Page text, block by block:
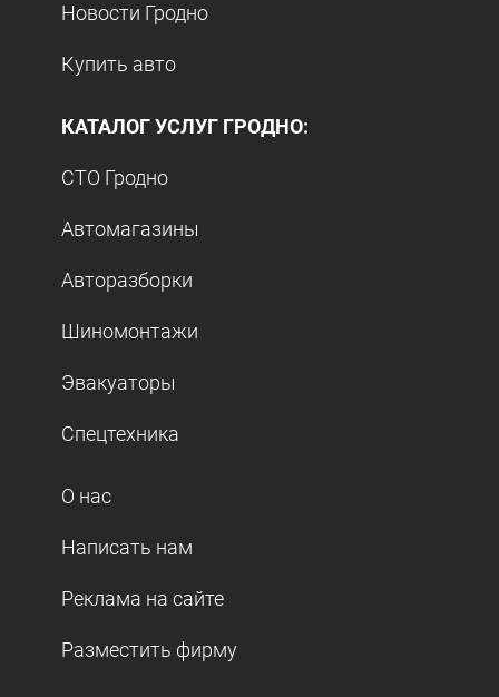
Новости Гродно
Купить авто
КАТАЛОГ УСЛУГ ГРОДНО:
СТО Гродно
Автомагазины
Авторазборки
Шиномонтажи
Эвакуаторы
Спецтехника
О нас
Написать нам
Реклама на сайте
Разместить фирму